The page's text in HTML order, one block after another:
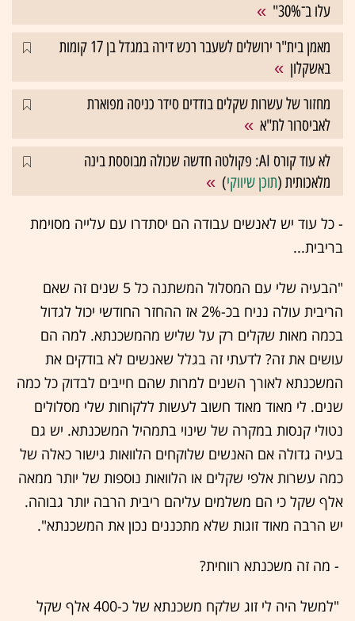
עלו ב־30%"
מאמן בית"ר ירושלים לשעבר רכש דירה במגדל בן 17 קומות
באשקלון
מחזור של עשרות שקלים בודדים סידר כניסה מפוארת
לאביסרור לת"א
לא עוד קורס AI: פקולטה חדשה שכולה מבוססת בינה
מלאכותית (תוכן שיווקי)
- כל עוד יש לאנשים עבודה הם יסתדרו עם עלייה מסוימת
בריבית...
"הבעיה שלי עם המסלול המשתנה כל 5 שנים זה שאם
הריבית עולה נניח בכ-2% אז ההחזר החודשי יכול לגדול
בכמה מאות שקלים רק על שליש מהמשכנתא. למה הם
עושים את זה? לדעתי זה בגלל שאנשים לא בודקים את
המשכנתא לאורך השנים למרות שהם חייבים לבדוק כל כמה
שנים. לי מאוד מאוד חשוב לעשות ללקוחות שלי מסלולים
נטולי קנסות במקרה של שינוי בתמהיל המשכנתא. יש גם
בעיה גדולה אם האנשים שלוקחים הלוואות גישור כאלה של
כמה עשרות אלפי שקלים או הלוואות נוספות של יותר ממאה
אלף שקל כי הם משלמים עליהם ריבית הרבה יותר גבוהה.
יש הרבה מאוד זוגות שלא מתכננים נכון את המשכנתא".
- מה זה משכנתא רווחית?
"למשל היה לי זוג שלקח משכנתא של כ-400 אלף שקל